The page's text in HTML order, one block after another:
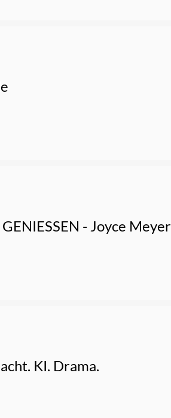
- Joyce Meyer
KI. Drama.